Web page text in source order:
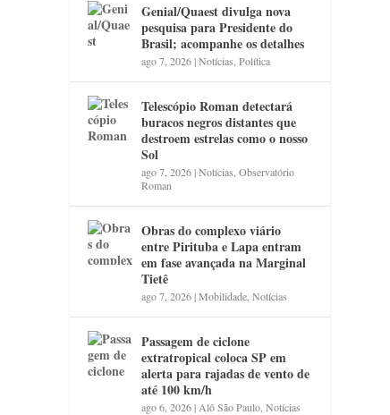
Genial/Quaest divulga nova
pesquisa para Presidente do
Brasil; acompanhe os detalhes
ago 7, 2026|Notícias ,Política
Telescópio Roman detectará
buracos negros distantes que
destroem estrelas como o nosso
Sol
ago 7, 2026|Notícias ,Observatório
Roman
Obras do complexo viário
entre Pirituba e Lapa entram
em fase avançada na Marginal
Tietê
ago 7, 2026|Mobilidade ,Notícias
Passagem de ciclone
extratropical coloca SP em
alerta para rajadas de vento de
até 100 km/h
ago 6, 2026| Alô São Paulo ,Notícias